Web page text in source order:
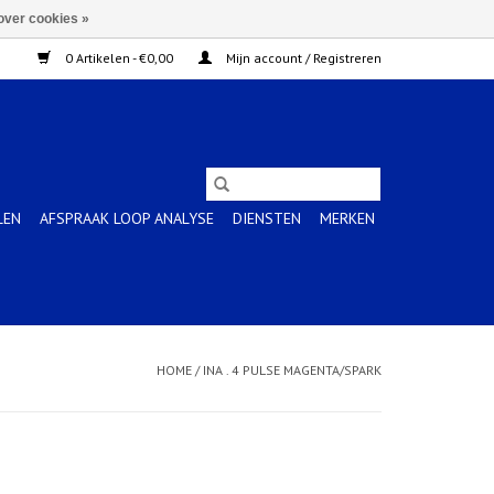
0 Artikelen - €0,00 Mijn account / Registreren
AFSPRAAK LOOP ANALYSE DIENSTEN MERKEN
HOME / INA . 4 PULSE MAGENTA/SPARK
cookies »